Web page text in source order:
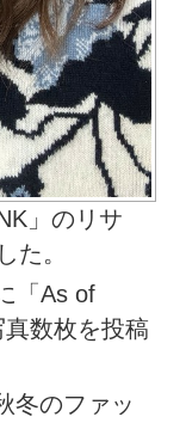
」のリサ
た。
「As of
数枚を投稿
冬のファッ